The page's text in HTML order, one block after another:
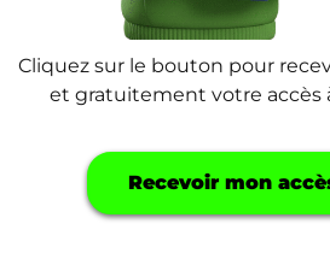
Cliquez sur le bouton pour
et gratuitement votre accès
Recevoir mon